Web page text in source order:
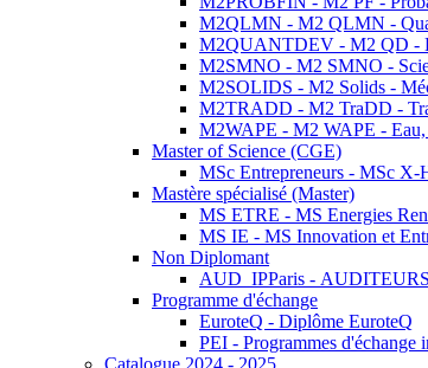
M2QLMN - M2 QLMN -
M2QUANTDEV - M2 QD -
M2SMNO - M2 SMNO -
M2SOLIDS - M2 Solids -
M2TRADD - M2 TraDD -
M2WAPE - M2 WAPE -
Master of Science (CGE)
MSc Entrepreneurs - MSc X-
Mastère spécialisé (Master)
MS ETRE - MS Energies
MS IE - MS Innovation et
Non Diplomant
AUD_IPParis -
Programme d'échange
EuroteQ - Diplôme EuroteQ
PEI - Programmes d'échange
Catalogue 2024 - 2025